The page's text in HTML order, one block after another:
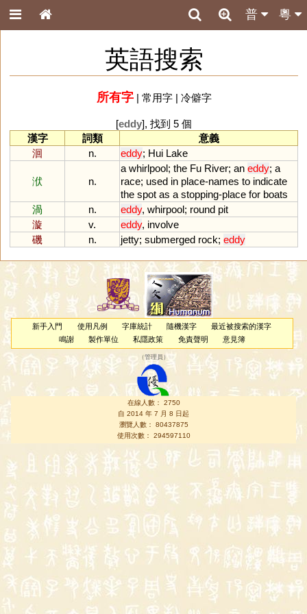
粵
普
英語搜索
所有字| 常用字| 冷僻字
[eddy], 找到 5 個
漢字
詞類
意義
洄
n. eddy; Hui Lake
洑 n.
a whirlpool; the Fu River; an eddy; a
race; used in place-names to indicate
the spot as a stopping-place for boats
渦
n. eddy, whirpool; round pit
漩
v. eddy, involve
磯
n. jetty; submerged rock; eddy
新手入門 使用凡例 字庫統計 隨機漢字
最近被搜索的漢字
鳴謝
製作單位 私隱政策 免責聲明 意見簿
（管理員 ）
在線人數： 2750
自 2014 年 7 月 8 日起
瀏覽人數： 80437875
使用次數： 294597110